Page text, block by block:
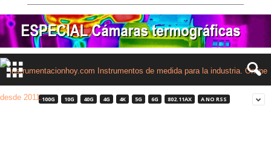
100G 10G 40G 4G 4K 5G 6G 802.11AX A NO RSS